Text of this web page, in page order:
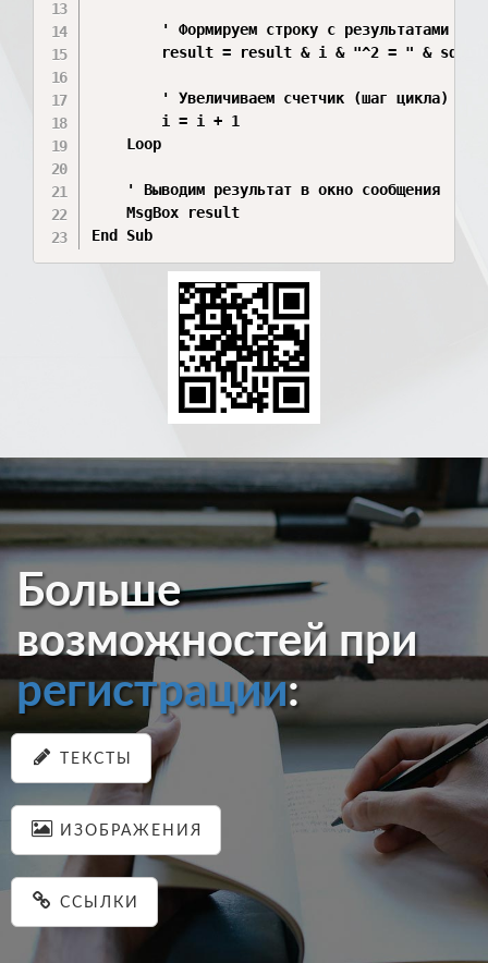
        ' Формируем строку с результатами
result = result & i & "^2 = " &
        ' Увеличиваем счетчик (шаг цикла)
        i = i + 1
    Loop
    ' Выводим результат в окно сообщения
    MsgBox result
End Sub
Больше
возможностей при
регистрации:
ТЕКСТЫ
ИЗОБРАЖЕНИЯ
ССЫЛКИ